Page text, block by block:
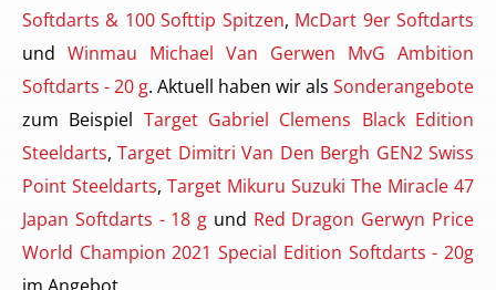
Softdarts & 100 Softtip Spitzen, McDart 9er Softdarts
und Winmau Michael Van Gerwen MvG Ambition
Softdarts - 20 g. Aktuell haben wir als Sonderangebote
zum Beispiel Target Gabriel Clemens Black Edition
Steeldarts,Target Dimitri Van Den Bergh GEN2 Swiss
Point Steeldarts, Target Mikuru Suzuki The Miracle 47
Japan Softdarts - 18 g und Red Dragon Gerwyn Price
World Champion 2021 Special Edition Softdarts - 20g
im Angebot.